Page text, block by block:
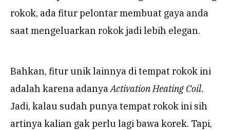
rokok, ada fitur pelontar membuat gaya anda
saat mengeluarkan rokok jadi lebih elegan.
Bahkan, fitur unik lainnya di tempat rokok ini
adalah karena adanyaActivation Heating Coil.
Jadi, kalau sudah punya tempat rokok ini sih
artinya kalian gak perlu lagi bawa korek. Tapi,